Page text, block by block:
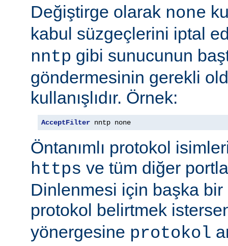
Değiştirge olarak none
kabul süzgeçlerini iptal
nntp gibi sunucunun
göndermesinin gerekli
kullanışlıdır. Örnek:
AcceptFilter nntp none
Öntanımlı protokol
https ve tüm diğer
Dinlenmesi için başka
protokol belirtmek
yönergesine protokol